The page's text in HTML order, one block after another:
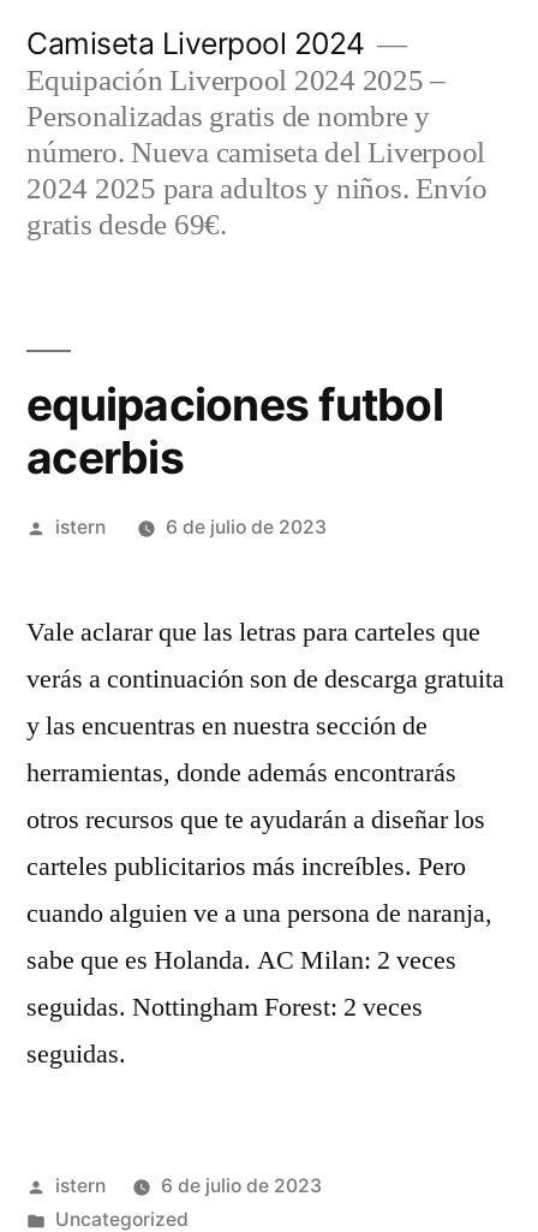
contenido
Camiseta Liverpool 2024
Equipación Liverpool 2024 2025 –
Personalizadas gratis de nombre y
número. Nueva camiseta del Liverpool
2024 2025 para adultos y niños. Envío
gratis desde 69€.
equipaciones futbol
acerbis
Publicado
istern 6 de julio de 2023
Vale aclarar que las letras para carteles que
verás a continuación son de descarga gratuita
y las encuentras en nuestra sección de
herramientas, donde además encontrarás
otros recursos que te ayudarán a diseñar los
carteles publicitarios más increíbles. Pero
cuando alguien ve a una persona de naranja,
sabe que es Holanda. AC Milan: 2 veces
seguidas. Nottingham Forest: 2 veces
seguidas.
Publicado
por
istern
6 de julio de 2023
Publicado
Uncategorized